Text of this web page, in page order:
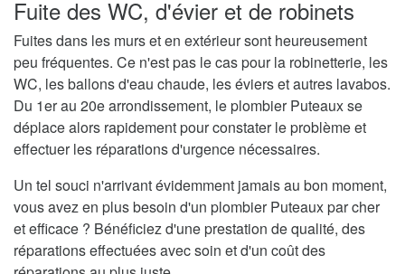
Fuite des WC, d'évier et de robinets
Fuites dans les murs et en extérieur sont heureusement
peu fréquentes. Ce n'est pas le cas pour la robinetterie, les
WC, les ballons d'eau chaude, les éviers et autres lavabos.
Du 1er au 20e arrondissement, le plombier Puteaux se
déplace alors rapidement pour constater le problème et
effectuer les réparations d'urgence nécessaires.
Un tel souci n'arrivant évidemment jamais au bon moment,
vous avez en plus besoin d'un plombier Puteaux par cher
et efficace ? Bénéficiez d'une prestation de qualité, des
réparations effectuées avec soin et d'un coût des